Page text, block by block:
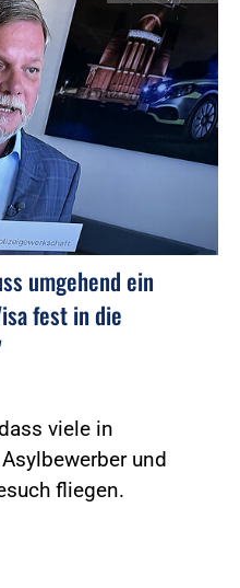
umgehend ein
fest in die
viele in
und
fliegen.